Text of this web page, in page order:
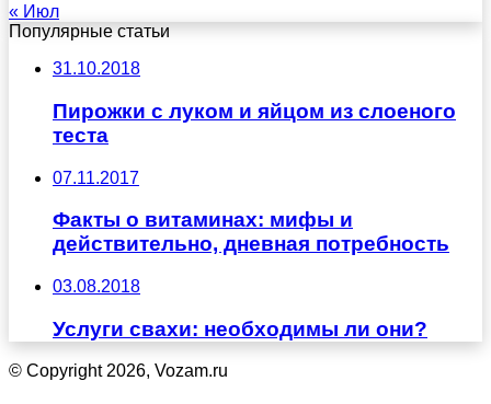
« Июл
Популярные статьи
31.10.2018
Пирожки с луком и яйцом из слоеного
теста
07.11.2017
Факты о витаминах: мифы и
действительно, дневная потребность
03.08.2018
Услуги свахи: необходимы ли они?
© Copyright 2026, Vozam.ru